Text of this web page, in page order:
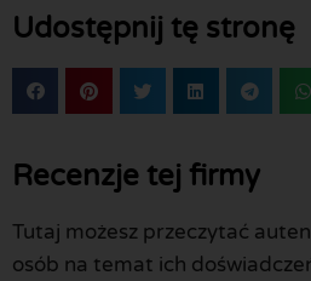
Udostępnij tę stronę
Recenzje tej firmy
Tutaj możesz przeczytać
osób na temat ich